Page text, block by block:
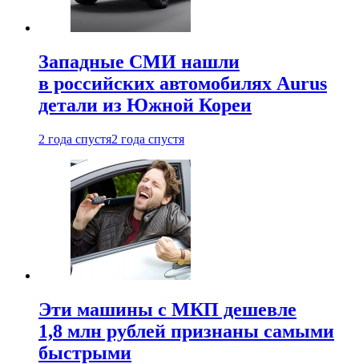
Западные СМИ нашли
в российских автомобилях Aurus
детали из Южной Кореи
2 года спустя2 года спустя
Эти машины с МКП дешевле
1,8 млн рублей признаны самыми
быстрыми